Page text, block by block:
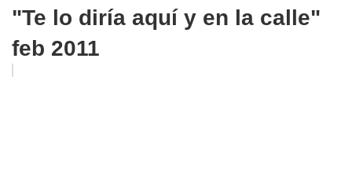
"Te lo diría aquí y en la calle"
feb 2011